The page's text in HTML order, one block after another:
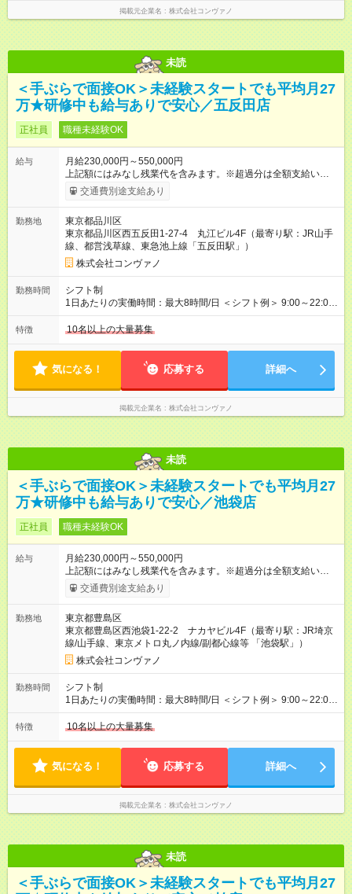
代 8,552円／月 みなし残業時間 5.5時間／月
掲載元企業名 株式会社コンヴァノ
未読
＜手ぶらで面接OK＞未経験スタートでも平均月27
万★研修中も給与ありで安心／五反田店
正社員 職種未経験OK
給与
月給230,000円～550,000円
上記額にはみなし残業代を含みます。※超過分は全額支給いたし
ます。 みなし残業代 8,940円／月 みなし残業時間 5.5時間／月
上記には、月5.5時間分のみなし残業代(8，940円)を含む。超過
円～ （期間中は契約社員） ※社内基準を満たした場合は、その
後正規登用可 【年収例】 ◆エリアマネージャー 月給25万円＋役
職手当3万円＋インセン14万5，781円＝42万5，781円 ◆店長
月給 25万円＋役職手当1万円＋インセン8万2，547円＝34万2，
547円 ◆社員(役職なし) 月給23万円＋インセン1万4701円＝24
万4，701円 ＜別途支給手当＞ ・インセンティブ：月10万円以
上も可能！ ・賞与：年2回(6月/12月)※業績による ・交通費：月
たり) ・回数：随時 ・反映時期：次月の給与から ・評価手法：
社内評価に基づく ※あなたの頑張りをしっかり評価します！で
きることが増えるほどお給料に反映される環境です。 【試用期
間】試用期間あり 試用期間の長さ：6ヶ月 ※ 雇用形態と給与
に、本採用時と異なる部分があります。 雇用形態：中途採用
（契約社員） 給与：月給 220,000円以上 上記額にはみなし残業
代 8,552円／月 みなし残業時間 5.5時間／月
交通費別途支給あり
勤務地
東京都品川区
東京都品川区西五反田1-27-4 丸江ビル4F（最寄り駅：JR山手
線、都営浅草線、東急池上線「五反田駅」）
株式会社コンヴァノ
勤務時間
シフト制
1日あたりの実働時間：最大8時間/日 ＜シフト例＞ 9:00～22:00
でのシフト制（実働8時間／休憩60分） ※残業時間は月平均で
10時間程度 ※営業時間は【平日】11：00～22：00、【土日祝】
ます。
特徴 10名以上の大量募集
気になる！ 応募する 詳細へ
掲載元企業名 株式会社コンヴァノ
未読
＜手ぶらで面接OK＞未経験スタートでも平均月27
万★研修中も給与ありで安心／池袋店
正社員 職種未経験OK
給与
月給230,000円～550,000円
上記額にはみなし残業代を含みます。※超過分は全額支給いたし
ます。 みなし残業代 8,940円／月 みなし残業時間 5.5時間／月
上記には、月5.5時間分のみなし残業代(8，940円)を含む。超過
円～ （期間中は契約社員） ※社内基準を満たした場合は、その
後正規登用可 【年収例】 ◆エリアマネージャー 月給25万円＋役
職手当3万円＋インセン14万5，781円＝42万5，781円 ◆店長
月給 25万円＋役職手当1万円＋インセン8万2，547円＝34万2，
547円 ◆社員(役職なし) 月給23万円＋インセン1万4701円＝24
万4，701円 ＜別途支給手当＞ ・インセンティブ：月10万円以
上も可能！ ・賞与：年2回(6月/12月)※業績による ・交通費：月
たり) ・回数：随時 ・反映時期：次月の給与から ・評価手法：
社内評価に基づく ※あなたの頑張りをしっかり評価します！で
きることが増えるほどお給料に反映される環境です。 【試用期
間】試用期間あり 試用期間の長さ：6ヶ月 ※ 雇用形態と給与
に、本採用時と異なる部分があります。 雇用形態：中途採用
（契約社員） 給与：月給 220,000円以上 上記額にはみなし残業
代 8,552円／月 みなし残業時間 5.5時間／月
交通費別途支給あり
勤務地
東京都豊島区
東京都豊島区西池袋1-22-2 ナカヤビル4F（最寄り駅：JR埼京
線/山手線、東京メトロ丸ノ内線/副都心線等 「池袋駅」）
株式会社コンヴァノ
勤務時間
シフト制
1日あたりの実働時間：最大8時間/日 ＜シフト例＞ 9:00～22:00
でのシフト制（実働8時間／休憩60分） ※残業時間は月平均で
10時間程度 ※営業時間は【平日】11：00～22：00、【土日祝】
ます。
特徴 10名以上の大量募集
気になる！ 応募する 詳細へ
掲載元企業名 株式会社コンヴァノ
未読
＜手ぶらで面接OK＞未経験スタートでも平均月27